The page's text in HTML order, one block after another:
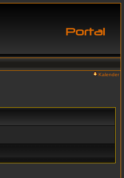
Kalender